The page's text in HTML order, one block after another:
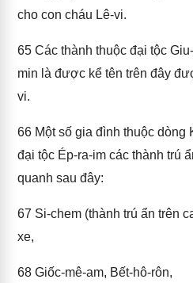
cho con cháu Lê-vi.
65 Các thành thuộc đại tộc
min là được kể tên trên đây
vi.
66 Một số gia đình thuộc
đại tộc Ép-ra-im các thành trú
quanh sau đây:
67 Si-chem (thành trú ẩn trên
xe,
68 Giốc-mê-am, Bết-hô-rôn,